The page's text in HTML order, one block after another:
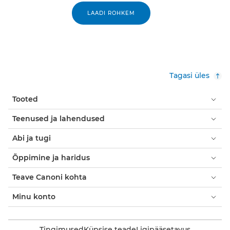
LAADI ROHKEM
Tagasi üles
Tooted
Teenused ja lahendused
Abi ja tugi
Õppimine ja haridus
Teave Canoni kohta
Minu konto